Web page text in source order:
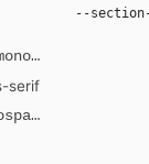
serif
monospace
--